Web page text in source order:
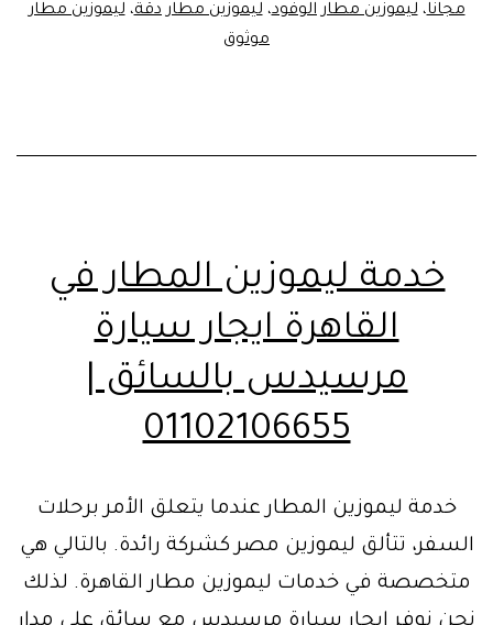
مجانا،ليموزين مطار الوفود،ليموزين مطار دقة،ليموزين مطار
موثوق
خدمة ليموزين المطار في
القاهرة ايجار سيارة
مرسيدس بالسائق |
01102106655
خدمة ليموزين المطار عندما يتعلق الأمر برحلات
السفر، تتألق ليموزين مصر كشركة رائدة. بالتالي هي
متخصصة في خدمات ليموزين مطار القاهرة. لذلك